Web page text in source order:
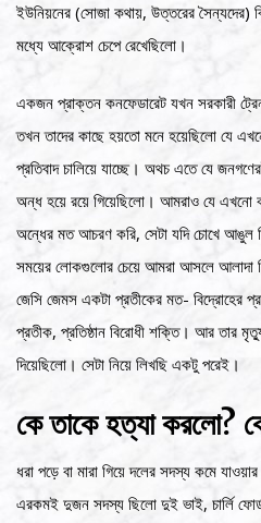
ইউনিয়নের (সোজা কথায়, উত্তরের সৈন্যদের)
মধ্যে আক্রোশ চেপে রেখেছিলো।
একজন প্রাক্তন কনফেডারেট যখন সরকারী
তখন তাদের কাছে হয়তো মনে হয়েছিলো যে
প্রতিবাদ চালিয়ে যাচ্ছে। অথচ এতে যে
অন্ধ হয়ে রয়ে গিয়েছিলো। আমরাও যে এখনো
অন্ধের মত আচরণ করি, সেটা যদি চোখে আঙুল
সময়ের লোকগুলোর চেয়ে আমরা আসলে
জেসি জেমস একটা প্রতীকের মত- বিদ্রোহের
প্রতীক, প্রতিষ্ঠান বিরোধী শক্তি। আর তার
দিয়েছিলো। সেটা নিয়ে লিখছি একটু পরেই।
কে তাকে হত্যা করলো?
ধরা পড়ে বা মারা গিয়ে দলের সদস্য কমে
এরকমই দুজন সদস্য ছিলো দুই ভাই, চার্লি